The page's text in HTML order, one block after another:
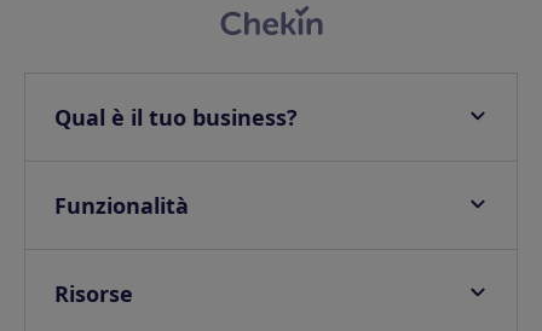
Qual è il tuo business?
Hotel
Campeggi e Glamping
Funzionalità
Onsite check in
Risorse